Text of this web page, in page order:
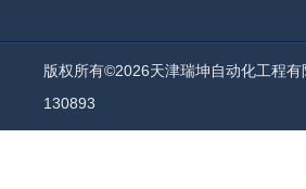
版权所有©2026天津瑞坤自动化工程
130893